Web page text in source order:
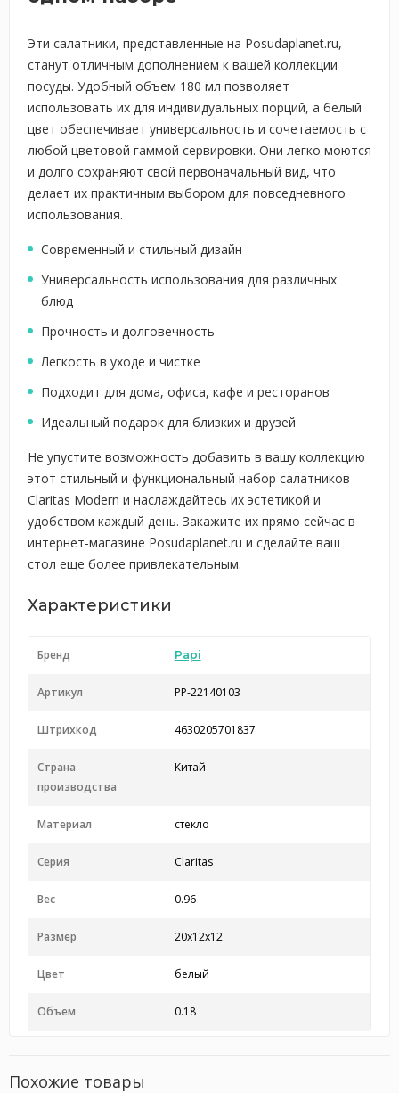
Эти салатники, представленные на Posudaplanet.ru,
станут отличным дополнением к вашей коллекции
посуды. Удобный объем 180 мл позволяет
использовать их для индивидуальных порций, а белый
цвет обеспечивает универсальность и сочетаемость с
любой цветовой гаммой сервировки. Они легко моются
и долго сохраняют свой первоначальный вид, что
делает их практичным выбором для повседневного
использования.
Современный и стильный дизайн
Универсальность использования для различных
блюд
Прочность и долговечность
Легкость в уходе и чистке
Подходит для дома, офиса, кафе и ресторанов
Идеальный подарок для близких и друзей
Не упустите возможность добавить в вашу коллекцию
этот стильный и функциональный набор салатников
Claritas Modern и наслаждайтесь их эстетикой и
удобством каждый день. Закажите их прямо сейчас в
интернет-магазине Posudaplanet.ru и сделайте ваш
стол еще более привлекательным.
Характеристики
Бренд Papi
Артикул PP-22140103
Штрихкод 4630205701837
Страна
производства
Китай
Материал стекло
Серия Claritas
Вес 0.96
Размер 20x12x12
Цвет белый
Объем 0.18
Похожие товары